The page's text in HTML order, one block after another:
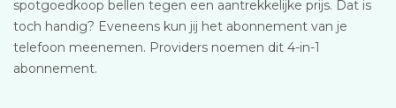
spotgoedkoop bellen tegen een aantrekkelijke prijs. Dat is
toch handig? Eveneens kun jij het abonnement van je
telefoon meenemen. Providers noemen dit 4-in-1
abonnement.